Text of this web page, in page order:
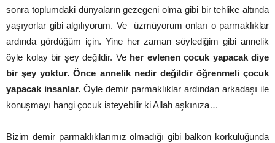
sonra toplumdaki dünyaların gezegeni olma gibi bir tehlike altında
yaşıyorlar gibi algılıyorum. Ve üzmüyorum onları o parmaklıklar
ardında gördüğüm için. Yine her zaman söylediğim gibi annelik
öyle kolay bir şey değildir. Ve her evlenen çocuk yapacak diye
bir şey yoktur. Önce annelik nedir değildir öğrenmeli çocuk
yapacak insanlar. Öyle demir parmaklıklar ardından arkadaşı ile
konuşmayı hangi çocuk isteyebilir ki Allah aşkınıza…
Bizim demir parmaklıklarımız olmadığı gibi balkon korkuluğunda